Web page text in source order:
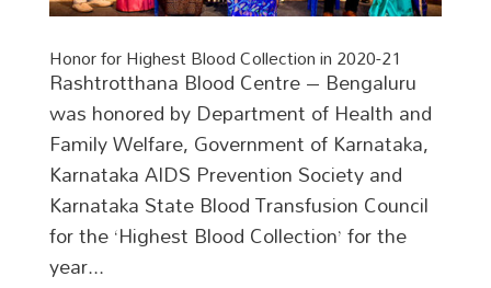
Honor for Highest Blood Collection in 2020-21
Rashtrotthana Blood Centre – Bengaluru
was honored by Department of Health and
Family Welfare, Government of Karnataka,
Karnataka AIDS Prevention Society and
Karnataka State Blood Transfusion Council
for the ‘Highest Blood Collection’ for the
year...